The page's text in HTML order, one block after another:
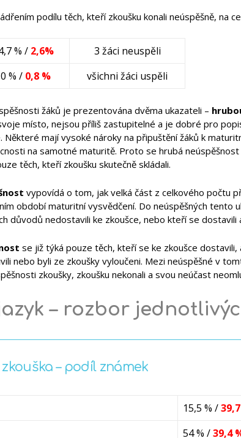
podílu těch, kteří zkoušku konali neúspěšně, na
% / 2,6%
3 žáci neuspěli
0 % / 0,8 % všichni žáci uspěli
žáků je prezentována dvěma ukazateli –
místo, nejsou příliš zastupitelné a je dobré pro
mají vysoké nároky na připuštění žáků k
na samotné maturitě. Proto se hrubá
těch, kteří zkoušku skutečně skládali.
vypovídá o tom, jak velká část z celkového počtu
období maturitní vysvědčení. Do neúspěšných tento
důvodů nedostavili ke zkoušce, nebo kteří se dostavili
se již týká pouze těch, kteří se ke zkoušce
nebo byli ze zkoušky vyloučeni. Mezi neúspěšné v
zkoušky, zkoušku nekonali a svou neúčast
– rozbor
– podíl známek
15,5 % /
54 % /39,4